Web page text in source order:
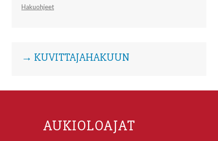
Hakuohjeet
→ KUVITTAJAHAKUUN
AUKIOLOAJAT